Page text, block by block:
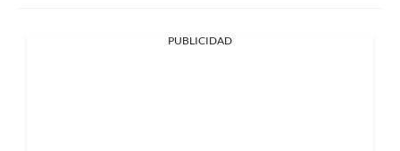
PUBLICIDAD